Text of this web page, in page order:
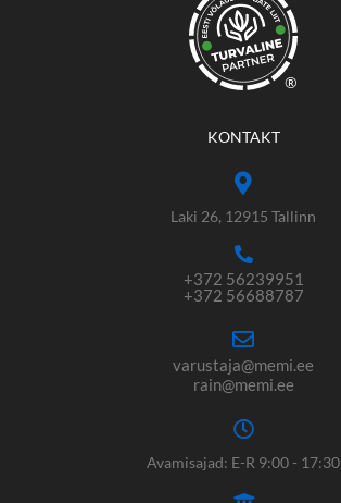
®
KONTAKT
Laki 26, 12915 Tallinn
+372 56239951
+372 56688787
varustaja@memi.ee
rain@memi.ee
Avamisajad: E-R 9:00 - 17:30